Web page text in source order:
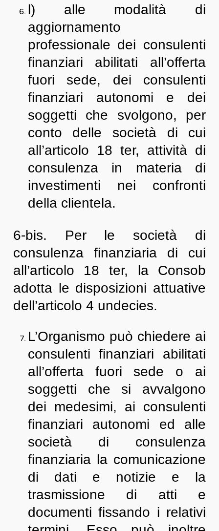
l) alle modalità di
aggiornamento
professionale dei consulenti
finanziari abilitati all’offerta
fuori sede, dei consulenti
finanziari autonomi e dei
soggetti che svolgono, per
conto delle società di cui
all’articolo 18 ter, attività di
consulenza in materia di
investimenti nei confronti
della clientela.
6-bis. Per le società di
consulenza finanziaria di cui
all’articolo 18 ter, la Consob
adotta le disposizioni attuative
dell’articolo 4 undecies.
L’Organismo può chiedere ai
consulenti finanziari abilitati
all’offerta fuori sede o ai
soggetti che si avvalgono
dei medesimi, ai consulenti
finanziari autonomi ed alle
società di consulenza
finanziaria la comunicazione
di dati e notizie e la
trasmissione di atti e
documenti fissando i relativi